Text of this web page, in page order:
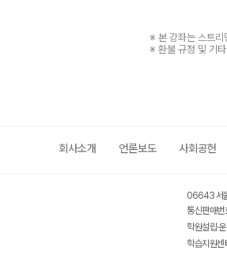
※ 본 강좌는 스트리
※ 환불 규정 및 기
회사소개 언론보도 사회공헌
06643 서
통신판매
학원설립·
학습지원